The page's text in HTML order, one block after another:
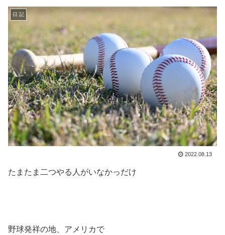
日 記
2022.08.13
たまたま二つやる人がいなかっだけ
野球発祥の地、アメリカで